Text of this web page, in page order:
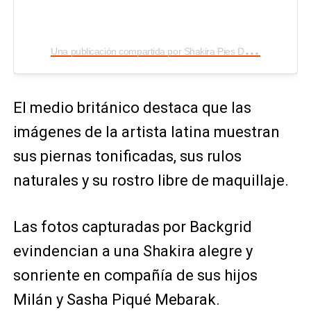
U
na publicación compartida por Shakira Pies Descalzos Brasil (@shakirapdbrasil)
El medio británico destaca que las
imágenes de la artista latina muestran
sus piernas tonificadas, sus rulos
naturales y su rostro libre de maquillaje.
Las fotos capturadas por Backgrid
evindencian a una Shakira alegre y
sonriente en compañía de sus hijos
Milán y Sasha Piqué Mebarak.